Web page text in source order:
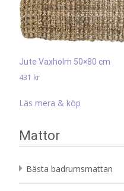
Jute Vaxholm 50×80 cm
431 kr
Läs mera & köp
Mattor
Bästa badrumsmattan